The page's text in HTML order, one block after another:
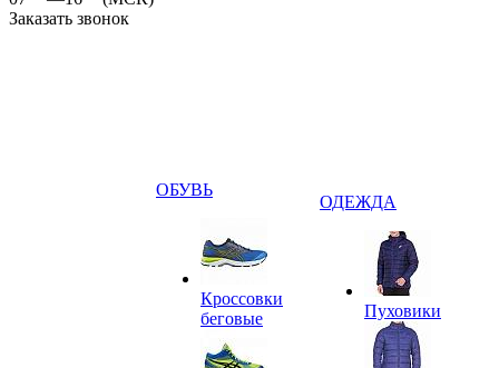
Заказать звонок
ОБУВЬ
Кроссовки
беговые
ОДЕЖДА
Пуховики